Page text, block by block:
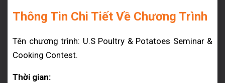
Thông Tin Chi Tiết Về Chương Trình
Tên chương trình: U.S Poultry & Potatoes Seminar &
Cooking Contest.
Thời gian: